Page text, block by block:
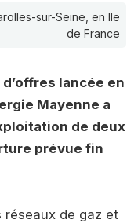
sur-Seine, en Ile
de France
lancée en
Mayenne a
de deux
prévue fin
réseaux de gaz et